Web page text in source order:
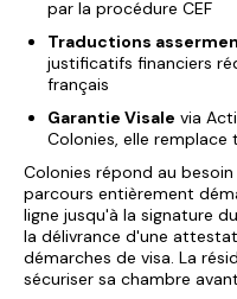
par la procédure CEF
Traductions
justificatifs financiers
français
Garantie Visale via
Colonies, elle
Colonies répond au
parcours entièrement
ligne jusqu'à la signature
la délivrance d'une
démarches de visa. La
sécuriser sa chambre